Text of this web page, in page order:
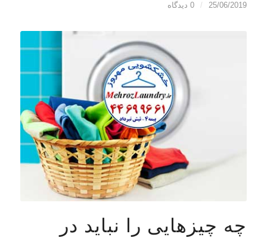
25/06/2019
/ 0 دیدگاه
چه چیزهایی را نباید در